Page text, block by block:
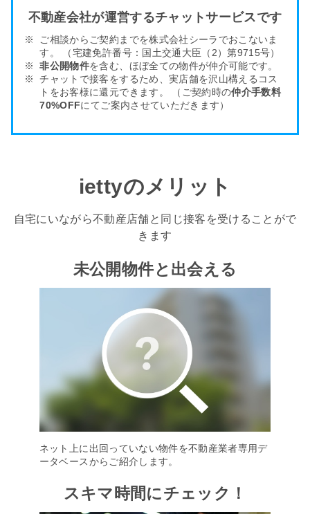
不動産会社が運営するチャットサービスです
ご相談からご契約までを株式会社シーラでおこないま
す。
（宅建免許番号：国土交通大臣（2）第9715号）
非公開物件を含む、ほぼ全ての物件が仲介可能です。
チャットで接客をするため、実店舗を沢山構える コス
トをお客様に還元できます。 （ご契約時の仲介手数料
70%OFFにてご案内させていただきます）
iettyのメリット
自宅にいながら不動産店舗と同じ接客を受けることがで
きます
未公開物件と出会える
ネット上に出回っていない物件を不動産業者専用デ
ータベースからご紹介します。
スキマ時間にチェック！